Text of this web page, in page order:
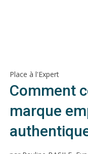
Place à l'Expert
Comment
marque